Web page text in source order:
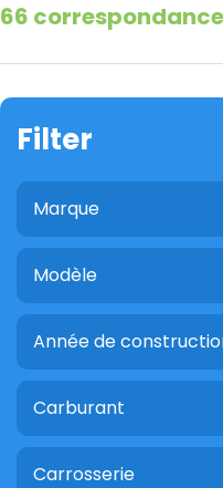
66
Filter
Marque
Modèle
Année de
Carburant
Carrosserie